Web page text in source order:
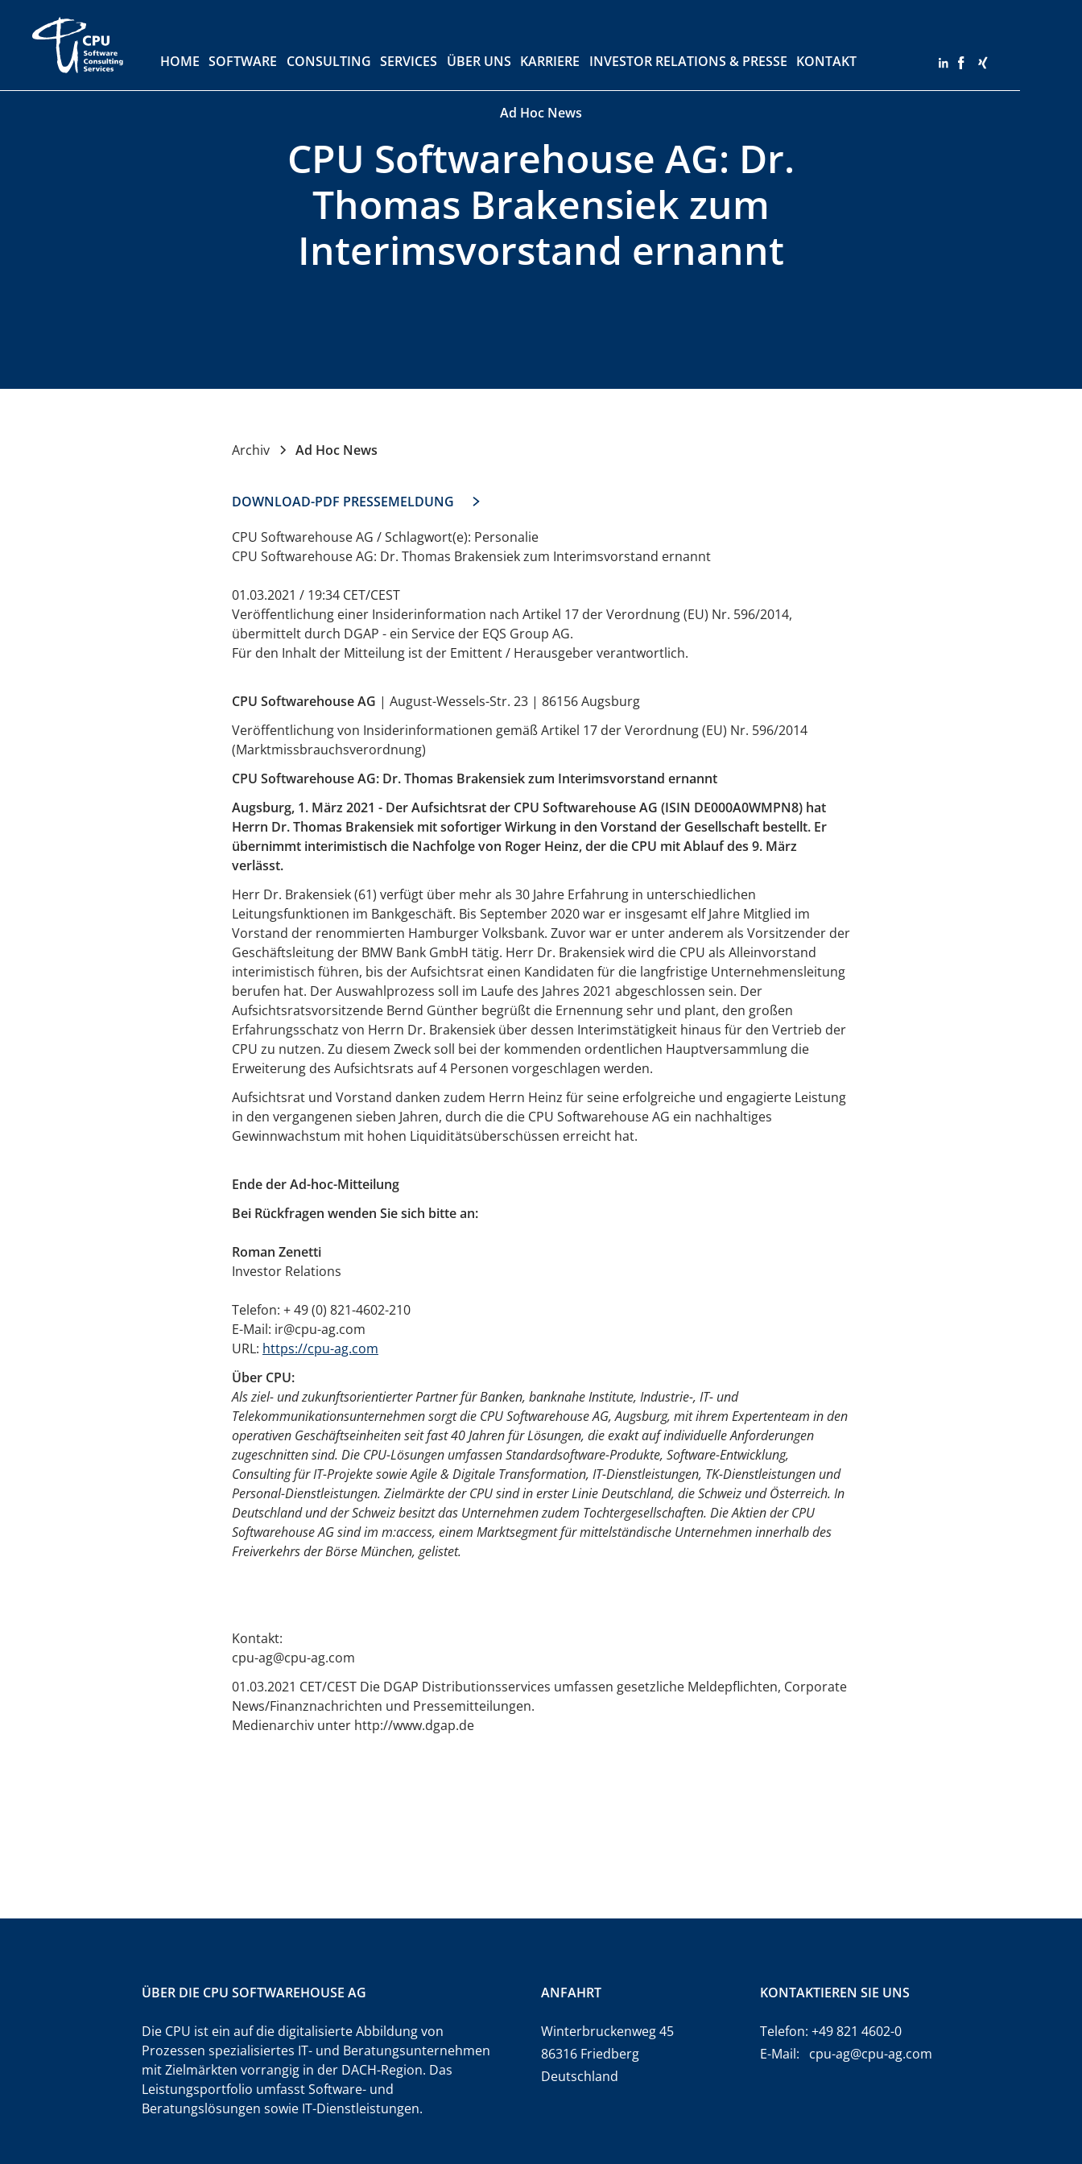
HOME SOFTWARE CONSULTING SERVICES ÜBER UNS KARRIERE INVESTOR RELATIONS & PRESSE KONTAKT
Ad Hoc News
CPU Softwarehouse AG: Dr.
Thomas Brakensiek zum
Interimsvorstand ernannt
Archiv Ad Hoc News
DOWNLOAD-PDF PRESSEMELDUNG
CPU Softwarehouse AG / Schlagwort(e): Personalie
CPU Softwarehouse AG: Dr. Thomas Brakensiek zum Interimsvorstand ernannt
01.03.2021 / 19:34 CET/CEST
Veröffentlichung einer Insiderinformation nach Artikel 17 der Verordnung (EU) Nr. 596/2014,
übermittelt durch DGAP - ein Service der EQS Group AG.
Für den Inhalt der Mitteilung ist der Emittent / Herausgeber verantwortlich.
CPU Softwarehouse AG | August-Wessels-Str. 23 | 86156 Augsburg
Veröffentlichung von Insiderinformationen gemäß Artikel 17 der Verordnung (EU) Nr. 596/2014
(Marktmissbrauchsverordnung)
CPU Softwarehouse AG: Dr. Thomas Brakensiek zum Interimsvorstand ernannt
Augsburg, 1. März 2021 - Der Aufsichtsrat der CPU Softwarehouse AG (ISIN DE000A0WMPN8) hat
Herrn Dr. Thomas Brakensiek mit sofortiger Wirkung in den Vorstand der Gesellschaft bestellt. Er
übernimmt interimistisch die Nachfolge von Roger Heinz, der die CPU mit Ablauf des 9. März
verlässt.
Herr Dr. Brakensiek (61) verfügt über mehr als 30 Jahre Erfahrung in unterschiedlichen
Leitungsfunktionen im Bankgeschäft. Bis September 2020 war er insgesamt elf Jahre Mitglied im
Vorstand der renommierten Hamburger Volksbank. Zuvor war er unter anderem als Vorsitzender der
Geschäftsleitung der BMW Bank GmbH tätig. Herr Dr. Brakensiek wird die CPU als Alleinvorstand
interimistisch führen, bis der Aufsichtsrat einen Kandidaten für die langfristige Unternehmensleitung
berufen hat. Der Auswahlprozess soll im Laufe des Jahres 2021 abgeschlossen sein. Der
Aufsichtsratsvorsitzende Bernd Günther begrüßt die Ernennung sehr und plant, den großen
Erfahrungsschatz von Herrn Dr. Brakensiek über dessen Interimstätigkeit hinaus für den Vertrieb der
CPU zu nutzen. Zu diesem Zweck soll bei der kommenden ordentlichen Hauptversammlung die
Erweiterung des Aufsichtsrats auf 4 Personen vorgeschlagen werden.
Aufsichtsrat und Vorstand danken zudem Herrn Heinz für seine erfolgreiche und engagierte Leistung
in den vergangenen sieben Jahren, durch die die CPU Softwarehouse AG ein nachhaltiges
Gewinnwachstum mit hohen Liquiditätsüberschüssen erreicht hat.
Ende der Ad-hoc-Mitteilung
Bei Rückfragen wenden Sie sich bitte an:
Roman Zenetti
Investor Relations
Telefon: + 49 (0) 821-4602-210
E-Mail: ir@cpu-ag.com
URL: https://cpu-ag.com
Über CPU:
Als ziel- und zukunftsorientierter Partner für Banken, banknahe Institute, Industrie-, IT- und
Telekommunikationsunternehmen sorgt die CPU Softwarehouse AG, Augsburg, mit ihrem Expertenteam in den
operativen Geschäftseinheiten seit fast 40 Jahren für Lösungen, die exakt auf individuelle Anforderungen
zugeschnitten sind. Die CPU-Lösungen umfassen Standardsoftware-Produkte, Software-Entwicklung,
Consulting für IT-Projekte sowie Agile & Digitale Transformation, IT-Dienstleistungen, TK-Dienstleistungen und
Personal-Dienstleistungen. Zielmärkte der CPU sind in erster Linie Deutschland, die Schweiz und Österreich. In
Deutschland und der Schweiz besitzt das Unternehmen zudem Tochtergesellschaften. Die Aktien der CPU
Softwarehouse AG sind im m:access, einem Marktsegment für mittelständische Unternehmen innerhalb des
Freiverkehrs der Börse München, gelistet.
Kontakt:
cpu-ag@cpu-ag.com
01.03.2021 CET/CEST Die DGAP Distributionsservices umfassen gesetzliche Meldepflichten, Corporate
News/Finanznachrichten und Pressemitteilungen.
Medienarchiv unter http://www.dgap.de
ÜBER DIE CPU SOFTWAREHOUSE AG
Die CPU ist ein auf die digitalisierte Abbildung von
Prozessen spezialisiertes IT- und Beratungsunternehmen
mit Zielmärkten vorrangig in der DACH-Region. Das
Leistungsportfolio umfasst Software- und
Beratungslösungen sowie IT-Dienstleistungen.
ANFAHRT
Winterbruckenweg 45
86316 Friedberg
Deutschland
KONTAKTIEREN SIE UNS
Telefon: +49 821 4602-0
E-Mail: cpu-ag@cpu-ag.com